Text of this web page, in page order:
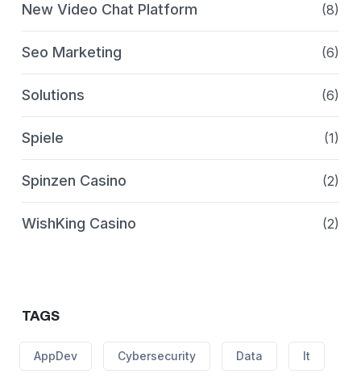
New Video Chat Platform (8)
Seo Marketing (6)
Solutions (6)
Spiele (1)
Spinzen Casino (2)
WishKing Casino (2)
TAGS
AppDev Cybersecurity Data It